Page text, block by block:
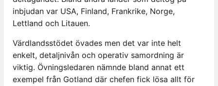
inbjudan var USA, Finland, Frankrike, Norge,
Lettland och Litauen.
Värdlandsstödet övades men det var inte helt
enkelt, detaljnivån och operativ samordning är
viktig. Övningsledaren nämnde bland annat ett
exempel från Gotland där chefen fick lösa allt för